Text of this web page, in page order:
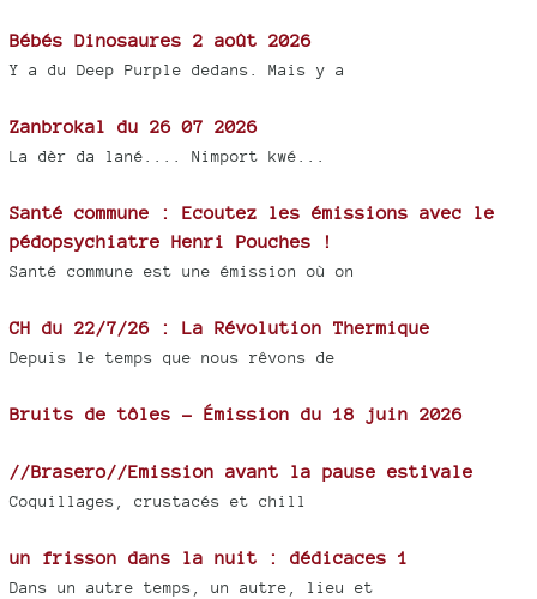
Bébés Dinosaures 2 août 2026
Y a du Deep Purple dedans. Mais y a
Zanbrokal du 26 07 2026
La dèr da lané.... Nimport kwé...
Santé commune : Ecoutez les émissions avec le
pédopsychiatre Henri Pouches !
Santé commune est une émission où on
CH du 22/7/26 : La Révolution Thermique
Depuis le temps que nous rêvons de
Bruits de tôles - Émission du 18 juin 2026
//Brasero//Emission avant la pause estivale
Coquillages, crustacés et chill
un frisson dans la nuit : dédicaces 1
Dans un autre temps, un autre, lieu et